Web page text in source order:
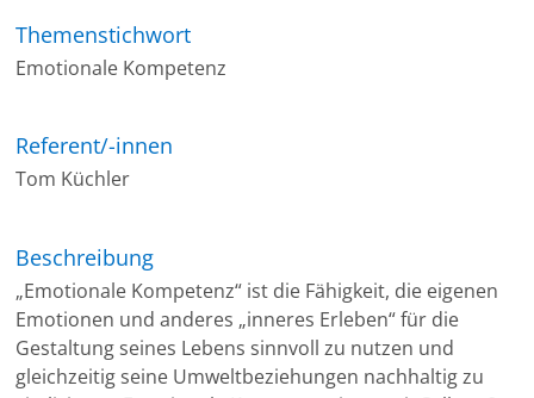
Themenstichwort
Emotionale Kompetenz
Referent/-innen
Tom Küchler
Beschreibung
„Emotionale Kompetenz“ ist die Fähigkeit, die eigenen
Emotionen und anderes „inneres Erleben“ für die
Gestaltung seines Lebens sinnvoll zu nutzen und
gleichzeitig seine Umweltbeziehungen nachhaltig zu